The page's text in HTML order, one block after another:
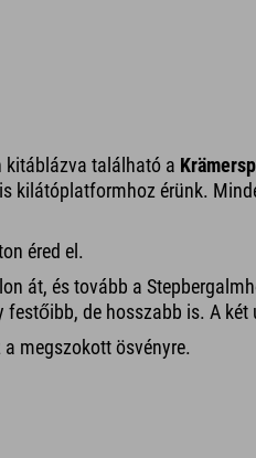
kitáblázva található a
kilátóplatformhoz érünk.
éred el.
át, és tovább a
festőibb, de hosszabb is. A
megszokott ösvényre.